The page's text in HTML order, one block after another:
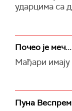
ударцима са
Почео је меч...
Мађари
Пуна